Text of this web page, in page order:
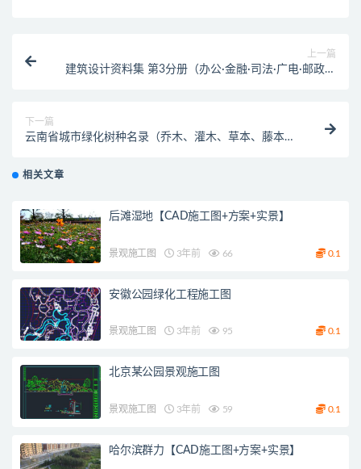
上一篇
建筑设计资料集 第3分册（办公·金融·司法·广电·邮政）
下一篇
云南省城市绿化树种名录（乔木、灌木、草本、藤本、
相关文章
后滩湿地【CAD施工图+方案+实景】
景观施工图 3年前 66 0.1
安徽公园绿化工程施工图
景观施工图 3年前 95 0.1
北京某公园景观施工图
景观施工图 3年前 59 0.1
哈尔滨群力【CAD施工图+方案+实景】